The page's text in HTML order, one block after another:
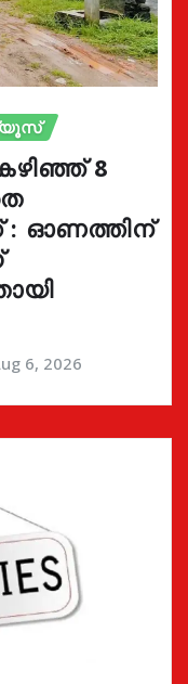
8
: ഓണത്തിന്
6, 2026